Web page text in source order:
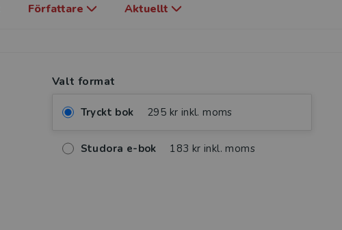
Författare Aktuellt
Valt format
Tryckt bok 295 kr inkl. moms
Studora e-bok 183 kr inkl. moms